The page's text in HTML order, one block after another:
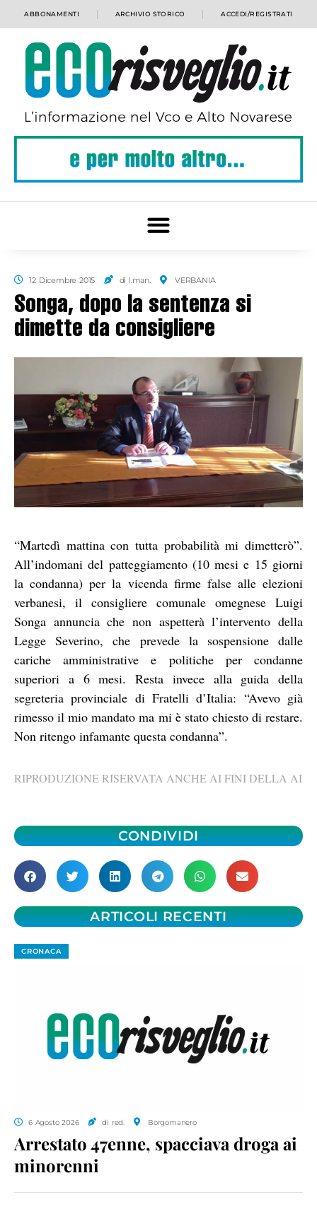
ABBONAMENTI ARCHIVIO STORICO ACCEDI/REGISTRATI
12 Dicembre 2015 di l.man. VERBANIA
Songa, dopo la sentenza si
dimette da consigliere
“Martedì mattina con tutta probabilità mi dimetterò”.
All’indomani del patteggiamento (10 mesi e 15 giorni
la condanna) per la vicenda firme false alle elezioni
verbanesi, il consigliere comunale omegnese Luigi
Songa annuncia che non aspetterà l’intervento della
Legge Severino, che prevede la sospensione dalle
cariche amministrative e politiche per condanne
superiori a 6 mesi. Resta invece alla guida della
segreteria provinciale di Fratelli d’Italia: “Avevo già
rimesso il mio mandato ma mi è stato chiesto di restare.
Non ritengo infamante questa condanna”.
RIPRODUZIONE RISERVATA ANCHE AI FINI DELLA AI
CONDIVIDI
ARTICOLI RECENTI
CRONACA
6 Agosto 2026 di red. Borgomanero
Arrestato 47enne, spacciava droga ai
minorenni